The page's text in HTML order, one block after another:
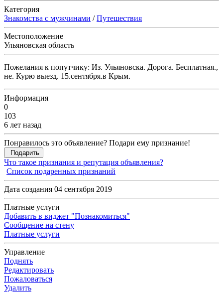
Категория
Знакомства с мужчинами /Путешествия
Местоположение
Ульяновская область
Пожелания к попутчику: Из. Ульяновска. Дорога. Бесплатная.,
не. Курю выезд. 15.сентября.в Крым.
Информация
0
103
6 лет назад
Понравилось это объявление? Подари ему признание!
Подарить
Что такое признания и репутация объявления?
Список подаренных признаний
Дата создания 04 сентября 2019
Платные услуги
Добавить в виджет "Познакомиться"
Сообщение на стену
Платные услуги
Управление
Поднять
Редактировать
Пожаловаться
Удалить